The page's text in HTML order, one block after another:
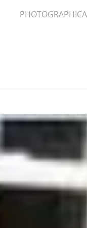
PHOTOGRAPHICA